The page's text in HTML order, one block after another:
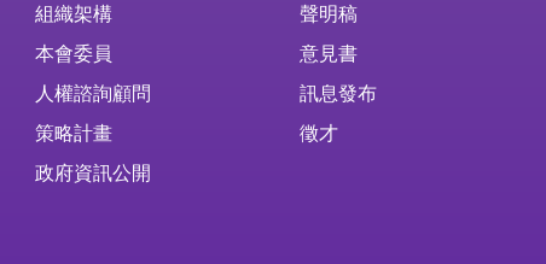
組織架構
本會委員
人權諮詢顧問
策略計畫
政府資訊公開
聲明稿
意見書
訊息發布
徵才